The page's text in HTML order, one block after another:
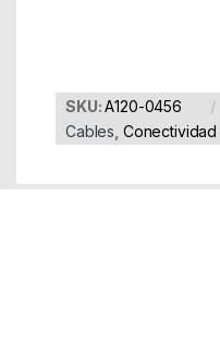
SKU:A120-0456
Cables Conectividad